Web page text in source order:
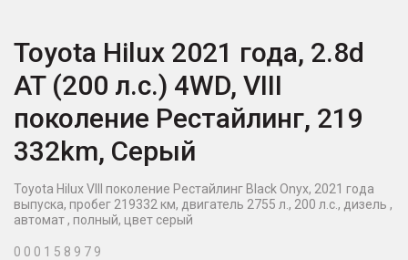
Toyota Hilux 2021 года, 2.8d
AT (200 л.с.) 4WD, VIII
поколение Рестайлинг, 219
332km, Серый
Toyota Hilux VIII поколение Рестайлинг Black Onyx, 2021 года
выпуска, пробег 219332 км, двигатель 2755 л., 200 л.с., дизель ,
автомат , полный, цвет серый
0 0 0 1 5 8 9 7 9